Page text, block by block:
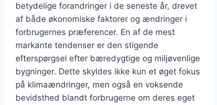
betydelige forandringer i de seneste år, drevet
af både økonomiske faktorer og ændringer i
forbrugernes præferencer. En af de mest
markante tendenser er den stigende
efterspørgsel efter bæredygtige og miljøvenlige
bygninger. Dette skyldes ikke kun et øget fokus
på klimaændringer, men også en voksende
bevidsthed blandt forbrugerne om deres eget